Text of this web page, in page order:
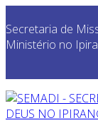
Secretaria de
Ministério no